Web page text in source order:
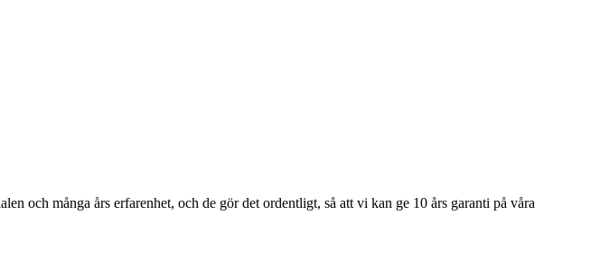
och många års erfarenhet, och de gör det ordentligt, så att vi kan ge 10 års garanti på våra